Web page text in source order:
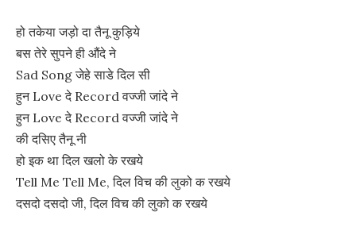
हो तकेया जड़ो दा तैनू कुड़िये
बस तेरे सुपने ही औंदे ने
Sad Song जेहे साडे दिल सी
हुन Love दे Record वज्जी जांदे ने
हुन Love दे Record वज्जी जांदे ने
की दसिए तैनू नी
हो इक था दिल खलो के रखये
Tell Me Tell Me, दिल विच की लुको क रखये
दसदो दसदो जी, दिल विच की लुको क रखये